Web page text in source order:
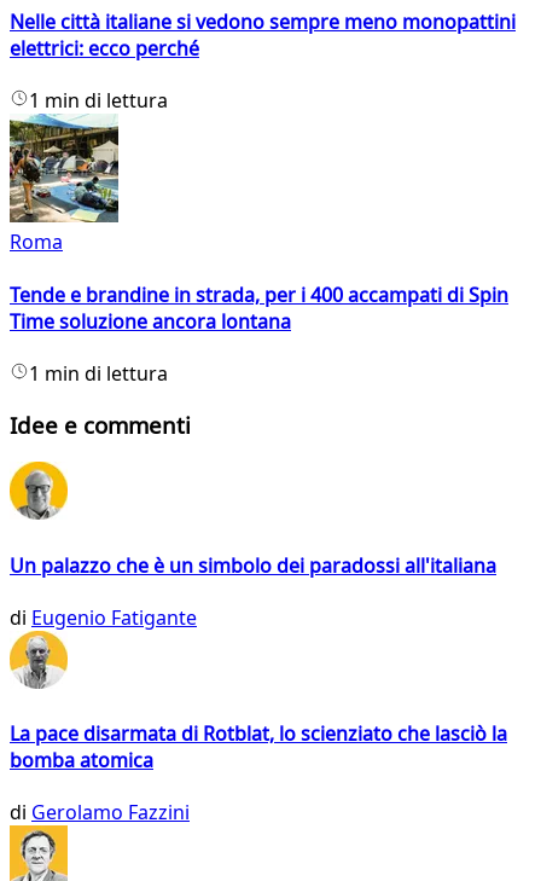
Nelle città italiane si vedono sempre meno monopattini
elettrici: ecco perché
1 min di lettura
Roma
Tende e brandine in strada, per i 400 accampati di Spin
Time soluzione ancora lontana
1 min di lettura
Idee e commenti
Un palazzo che è un simbolo dei paradossi all'italiana
di Eugenio Fatigante
La pace disarmata di Rotblat, lo scienziato che lasciò la
bomba atomica
di Gerolamo Fazzini